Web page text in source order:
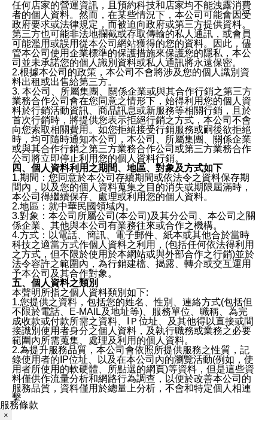
任何店家的營運資訊，且預約科技和店家均不能洩露消費
者的個人資料。然而，在某些情況下，本公司可能會因受
政府要求或法律規定，而被迫向政府或第三方提供資料。
第三方也可能非法地攔截或存取傳輸的私人通訊，或會員
可能濫用或誤用從本公司網站獲得的您的資料。因此，儘
管本公司使用企業標準的保護措施來保護您的隱私，本公
司並未承諾您的個人識別資料或私人通訊將永遠保密。
2.根據本公司的政策，本公司不會將涉及您的個人識別資
料出租或出售給第三方。
3. 本公司、所屬集團、關係企業或與其合作行銷之第三方
業務合作公司會在您同意之情形下，始得利用您的個人資
料於行銷活動資訊、商品訊息或新服務等相關行銷，且於
首次行銷時，將提供您表示拒絕行銷之方式，本公司不會
向您索取相關費用。如您拒絕接受行銷服務或嗣後欲拒絕
時，均可隨時通知本公司，本公司、所屬集團、關係企業
或與其合作行銷之第三方業務合作公司或第三方業務合作
公司將立即停止利用您的個人資料行銷。
四、個人資料利用之期間、地區、對象及方式如下
1.期間：您同意於本公司存續期間或依法令之資料保存期
間內，以及您的個人資料蒐集之目的消失或期限屆滿時，
本公司得繼續保存、處理或利用您的個人資料。
2.地區：就中華民國領域內。
3.對象：本公司所屬公司(本公司)及其分公司、本公司之關
係企業、其他與本公司有業務往來或合作之機構。
4.方式：以電話、簡訊、電子郵件、紙本或其他合於當時
科技之適當方式作個人資料之利用，(包括任何依法得利用
之方式，但不限於使用於本網站或與外部合作之行銷)並於
法令容許之範圍內，為行銷建檔、揭露、轉介或交互運用
予本公司及其合作對象。
五、個人資料之類別
本聲明所指之個人資料類別如下:
1.您提供之資料，包括您的姓名、性別、連絡方式(包括但
不限於電話、E-MAIL及地址等)、服務單位、職稱、為完
成收款或付款所需之資料、IＰ位址、及其他得以直接或間
接識別使用者身分之個人資料，及執行職務或業務之必要
範圍內所需蒐集、處理及利用的個人資料。
2.為提升服務品質，本公司會依照所提供服務之性質，記
錄使用者的IP位址、以及在本公司內的瀏覽活動(例如，使
用者所使用的軟硬體、所點選的網頁)等資料，但是這些資
料僅供作流量分析和網路行為調查，以便於改善本公司的
服務品質，資料僅用於總量上分析，不會和特定個人相連
繫。
六、蒐集、處理及利用您的個人資料之目的
服務條款
×